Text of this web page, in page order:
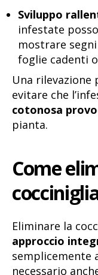
Sviluppo
infestate
mostrare
foglie cadenti
Una rilevazione
evitare che
cotonosa
pianta.
Come
Eliminare la
approccio
semplicemente
necessario